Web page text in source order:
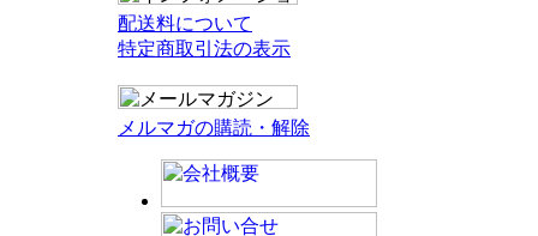
配送料について
特定商取引法の表示
メルマガの購読・解除